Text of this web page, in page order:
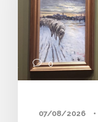
0
07/08/2026 •